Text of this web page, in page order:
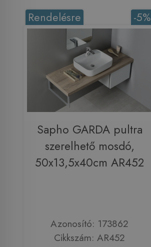
-5%
Rendelésre
Sapho GARDA pultra
szerelhető mosdó,
50x13,5x40cm AR452
Azonosító: 173862
Cikkszám: AR452